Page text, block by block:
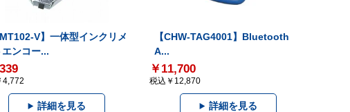
V】一体型インクリメ
エンコー...
4,772
詳細を見る
【CHW-TAG4001】Bluetooth
A...
￥11,700
税込￥12,870
詳細を見る